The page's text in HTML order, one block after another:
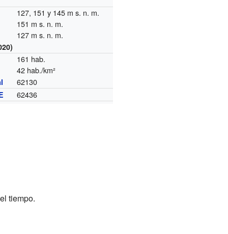
127, 151 y 145 m s. n. m.
151 m s. n. m.
127 m s. n. m.
161 hab.
42 hab./km²
62130
62436
tiempo.